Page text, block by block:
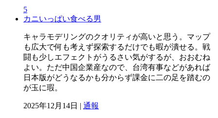
5
カニいっぱい食べる男
キャラモデリングのクオリティが高いと思う。マップ
も広大で何も考えず探索するだけでも暇が潰せる。戦
闘も少しエフェクトがうるさい気がするが、おおむね
よい。ただ中国企業産なので、台湾有事などがあれば
日本版がどうなるかも分からず課金に二の足を踏むの
が玉に瑕。
2025年12月14日 | 通報